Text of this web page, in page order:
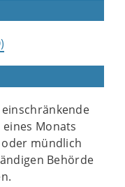
Monats
mündlich
Behörde